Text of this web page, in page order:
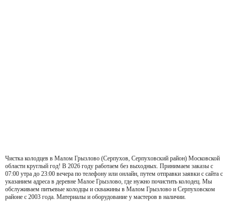
Чистка колодцев в Малом Грызлово (Серпухов, Серпуховский район) Московской
области круглый год! В 2026 году работаем без выходных. Принимаем заказы с
07:00 утра до 23:00 вечера по телефону или онлайн, путем отправки заявки с сайта с
указанием адреса в деревне Малое Грызлово, где нужно почистить колодец. Мы
обслуживаем питьевые колодцы и скважины в Малом Грызлово и Серпуховском
районе с 2003 года. Материалы и оборудование у мастеров в наличии.